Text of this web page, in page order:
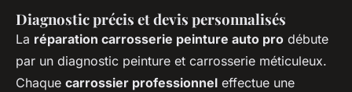
Diagnostic précis et devis personnalisés
La réparation carrosserie peinture auto pro débute
par un diagnostic peinture et carrosserie méticuleux.
Chaque carrossier professionnel effectue une